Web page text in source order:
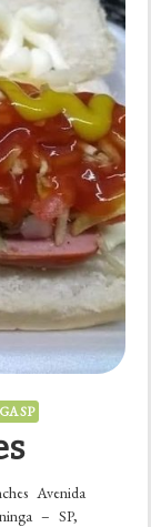
SP
Avenida
– SP,